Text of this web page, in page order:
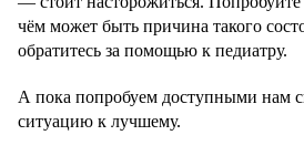
чём может быть причина такого
обратитесь за помощью к педиатру.
А пока попробуем доступными нам
ситуацию к лучшему.